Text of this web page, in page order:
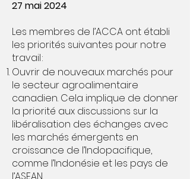
27 mai 2024
Les membres de l’ACCA ont établi
les priorités suivantes pour notre
travail :
Ouvrir de nouveaux marchés pour
le secteur agroalimentaire
canadien. Cela implique de donner
la priorité aux discussions sur la
libéralisation des échanges avec
les marchés émergents en
croissance de l’Indopacifique,
comme l’Indonésie et les pays de